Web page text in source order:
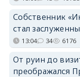
Собственник
стал
13:04 34 6176
От руин до
преображался